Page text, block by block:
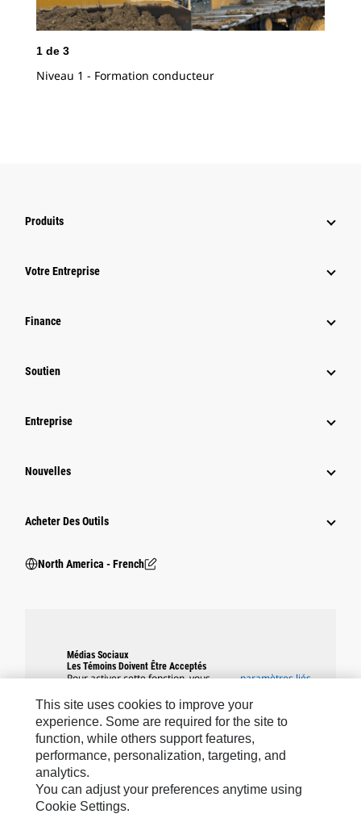
1 de 3
Niveau 1 - Formation conducteur
Produits
Votre Entreprise
Finance
Soutien
Entreprise
Nouvelles
Acheter Des Outils
North America - French
Médias Sociaux
Les Témoins Doivent Être Acceptés
Pour activer cette fonction, vous
témoins fonctionnels, de ciblage et
de performance.
paramètres liés
Marques Caterpillar
This site uses cookies to improve your
experience. Some are required for the site to
function, while others support features,
performance, personalization, targeting, and
analytics.
You can adjust your preferences anytime using
Cookie Settings.